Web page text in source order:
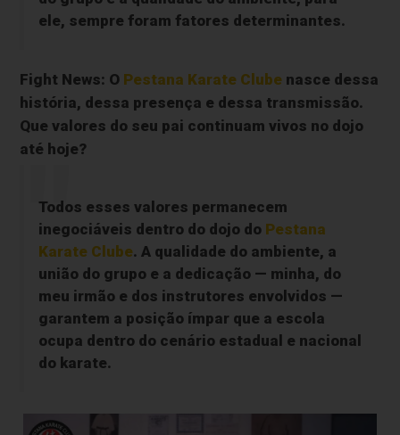
ele, sempre foram fatores determinantes.
Fight News: O Pestana Karate Clube nasce dessa
história, dessa presença e dessa transmissão.
Que valores do seu pai continuam vivos no dojo
até hoje?
Todos esses valores permanecem
inegociáveis dentro do dojo do Pestana
Karate Clube. A qualidade do ambiente, a
união do grupo e a dedicação — minha, do
meu irmão e dos instrutores envolvidos —
garantem a posição ímpar que a escola
ocupa dentro do cenário estadual e nacional
do karate.